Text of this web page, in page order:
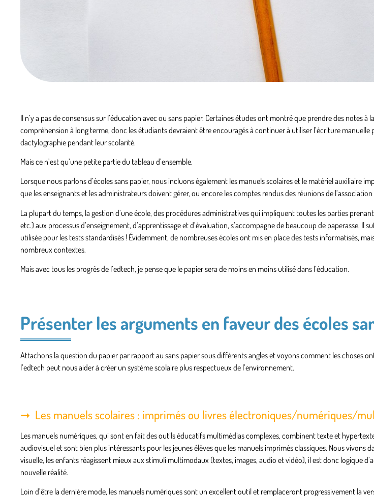
Il n’y a pas de consensus sur l’éducation avec ou sans papier. Certaines études ont montré que prendre des notes à
compréhension à long terme, donc les étudiants devraient être encouragés à continuer à utiliser l’écriture
dactylographie pendant leur scolarité.
Mais ce n’est qu’une petite partie du tableau d’ensemble.
Lorsque nous parlons d’écoles sans papier, nous incluons également les manuels scolaires et le matériel auxiliaire
que les enseignants et les administrateurs doivent gérer, ou encore les comptes rendus des réunions de l’association
La plupart du temps, la gestion d’une école, des procédures administratives qui impliquent toutes les parties
etc.) aux processus d’enseignement, d’apprentissage et d’évaluation, s’accompagne de beaucoup de paperasse. Il
utilisée pour les tests standardisés ! Évidemment, de nombreuses écoles ont mis en place des tests informatisés,
nombreux contextes.
Mais avec tous les progrès de l’edtech, je pense que le papier sera de moins en moins utilisé dans l’éducation.
Présenter les arguments en faveur des écoles
Attachons la question du papier par rapport au sans papier sous différents angles et voyons comment les choses
l’edtech peut nous aider à créer un système scolaire plus respectueux de l’environnement.
Les manuels scolaires : imprimés ou livres électroniques/numériques/
Les manuels numériques, qui sont en fait des outils éducatifs multimédias complexes, combinent texte et
audiovisuel et sont bien plus intéressants pour les jeunes élèves que les manuels imprimés classiques. Nous vivons
visuelle, les enfants réagissent mieux aux stimuli multimodaux (textes, images, audio et vidéo), il est donc logique
nouvelle réalité.
Loin d’être la dernière mode, les manuels numériques sont un excellent outil et remplaceront progressivement la